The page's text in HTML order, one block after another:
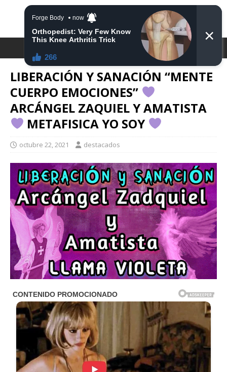
DESTACA2
LIBERACIÓN Y SANACIÓN “MENTE
CUERPO EMOCIONES”
ARCÁNGEL ZAQUIEL Y AMATISTA
METAFISICA YO SOY
octubre 22, 2021 destacados